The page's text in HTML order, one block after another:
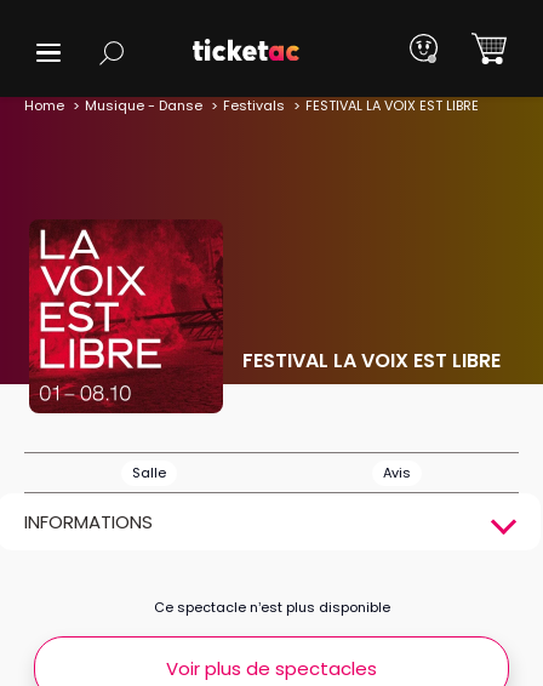
Home Musique - Danse Festivals FESTIVAL LA VOIX EST LIBRE
FESTIVAL LA VOIX EST LIBRE
Salle Avis
INFORMATIONS
Ce spectacle n’est plus disponible
Voir plus de spectacles